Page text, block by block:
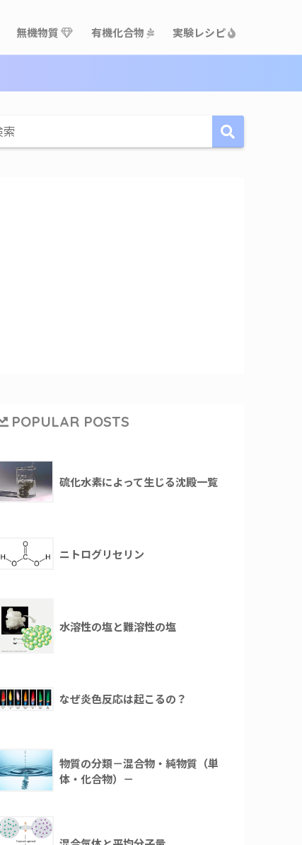
無機物質 有機化合物 実験レシピ
POPULAR POSTS
硫化水素によって生じる沈殿一覧
ニトログリセリン
水溶性の塩と難溶性の塩
なぜ炎色反応は起こるの？
物質の分類－混合物・純物質（単
体・化合物）－